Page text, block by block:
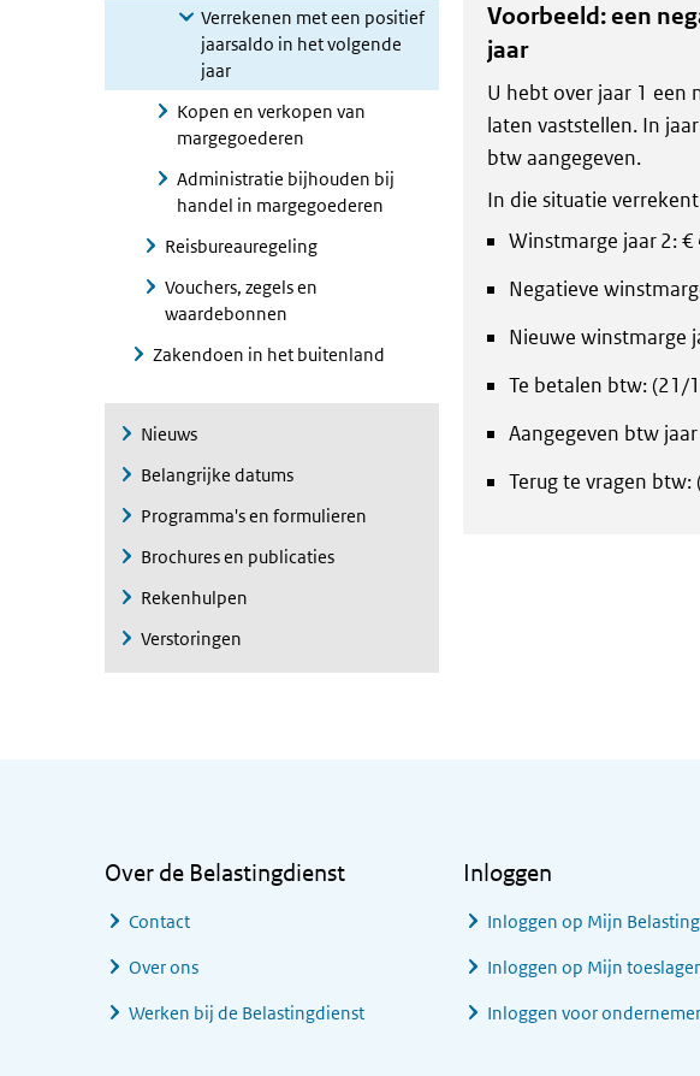
Verrekenen met een positief
jaarsaldo in het volgende
jaar
Kopen en verkopen van
margegoederen
Administratie bijhouden bij
handel in margegoederen
Reisbureauregeling
Vouchers, zegels en
waardebonnen
Zakendoen in het buitenland
Nieuws
Belangrijke datums
Programma's en formulieren
Brochures en publicaties
Rekenhulpen
Verstoringen
Voorbeeld: een
jaar
U hebt over jaar 1 een
laten vaststellen. In
btw aangegeven.
In die situatie
Winstmarge jaar 2:
Negatieve
Nieuwe winstmarge
Te betalen btw: (21/
Aangegeven btw
Terug te vragen btw:
Over de Belastingdienst
Contact
Over ons
Werken bij de Belastingdienst
Inloggen
Inloggen op Mijn
Inloggen op Mijn
Inloggen voor